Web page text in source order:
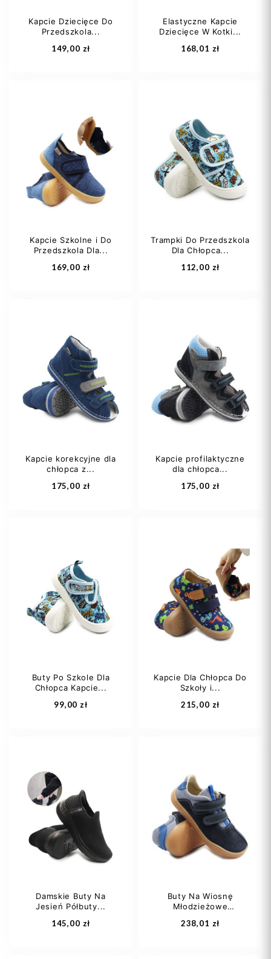
Dodaj do koszyka Dodaj do koszyka
Kapcie Dziecięce Do
Przedszkola...
149,00 zł
21
22
24
Dodaj do koszyka
Elastyczne Kapcie
Dziecięce W Kotki...
168,01 zł
28
29
30
31 +2
Dodaj do koszyka
Kapcie Szkolne i Do
Przedszkola Dla...
169,00 zł
27
29
30 +1
Dodaj do koszyka
Trampki Do Przedszkola
Dla Chłopca...
112,00 zł
23 24
Dodaj do koszyka
Kapcie korekcyjne dla
chłopca z...
175,00 zł
22
24
25 +3
Dodaj do koszyka
Kapcie profilaktyczne
dla chłopca...
175,00 zł
22
23
24
26
Dodaj do koszyka
Buty Po Szkole Dla
Chłopca Kapcie...
99,00 zł
22
Dodaj do koszyka
Kapcie Dla Chłopca Do
Szkoły i...
215,00 zł
27
29
30 +3
Dodaj do koszyka
Damskie Buty Na
Jesień Półbuty...
145,00 zł
Buty Na Wiosnę
Młodzieżowe
238,01 zł